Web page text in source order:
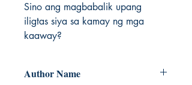
Sino ang magbabalik upang
iligtas siya sa kamay ng mga
kaaway?
Author Name